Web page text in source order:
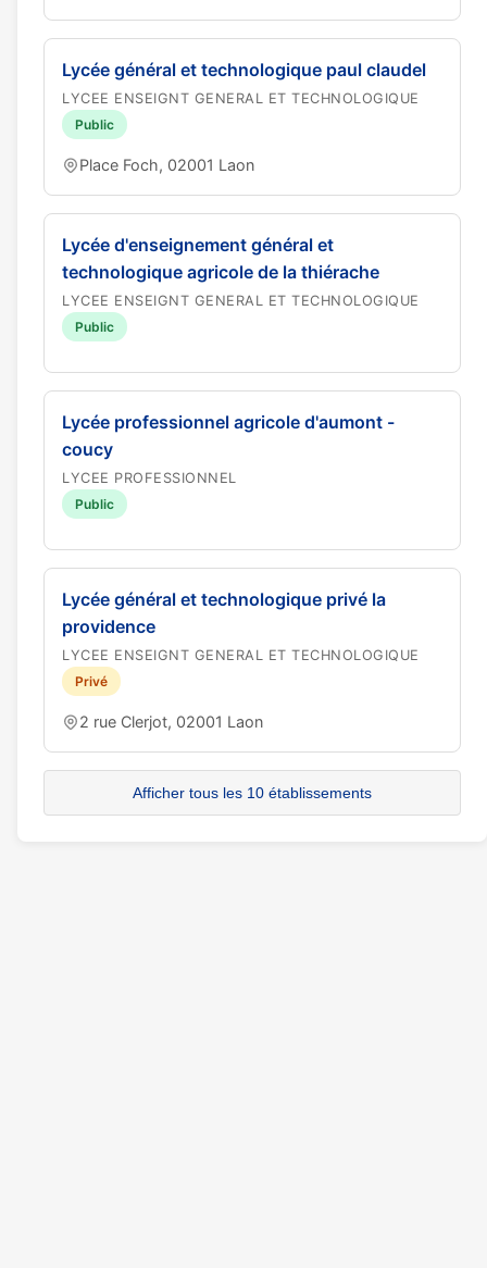
Lycée général et technologique paul claudel
LYCEE ENSEIGNT GENERAL ET TECHNOLOGIQUE
Public
Place Foch, 02001 Laon
Lycée d'enseignement général et
technologique agricole de la thiérache
LYCEE ENSEIGNT GENERAL ET TECHNOLOGIQUE
Public
Lycée professionnel agricole d'aumont -
coucy
LYCEE PROFESSIONNEL
Public
Lycée général et technologique privé la
providence
LYCEE ENSEIGNT GENERAL ET TECHNOLOGIQUE
Privé
2 rue Clerjot, 02001 Laon
Afficher tous les 10 établissements